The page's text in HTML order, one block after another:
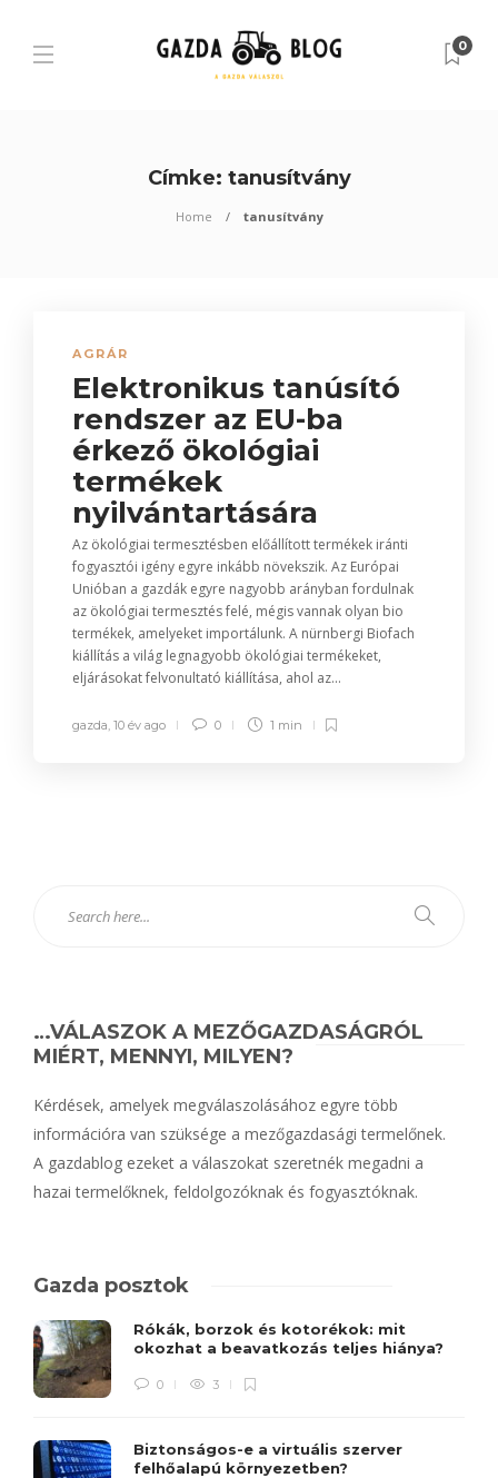
0
Címke: tanusítvány
Home tanusítvány
AGRÁR
Elektronikus tanúsító
rendszer az EU-ba
érkező ökológiai
termékek
nyilvántartására
Az ökológiai termesztésben előállított termékek iránti
fogyasztói igény egyre inkább növekszik. Az Európai
Unióban a gazdák egyre nagyobb arányban fordulnak
az ökológiai termesztés felé, mégis vannak olyan bio
termékek, amelyeket importálunk. A nürnbergi Biofach
kiállítás a világ legnagyobb ökológiai termékeket,
eljárásokat felvonultató kiállítása, ahol az...
gazda, 10 év ago 0 1 min
…VÁLASZOK A MEZŐGAZDASÁGRÓL
MIÉRT, MENNYI, MILYEN?
Kérdések, amelyek megválaszolásához egyre több
információra van szüksége a mezőgazdasági termelőnek.
A gazdablog ezeket a válaszokat szeretnék megadni a
hazai termelőknek, feldolgozóknak és fogyasztóknak.
Gazda posztok
Rókák, borzok és kotorékok: mit
okozhat a beavatkozás teljes hiánya?
0 3
Biztonságos-e a virtuális szerver
felhőalapú környezetben?